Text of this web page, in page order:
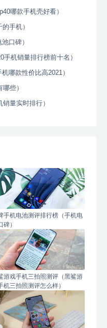
哪款手机壳好看）
手机）
口碑）
机销量排行榜前十名）
哪款性价比高2021）
些）
量实时排行）
手机电池测评排行榜（手机电
碑）
游戏手机三拍照测评（黑鲨游
机三拍照测评怎么样）